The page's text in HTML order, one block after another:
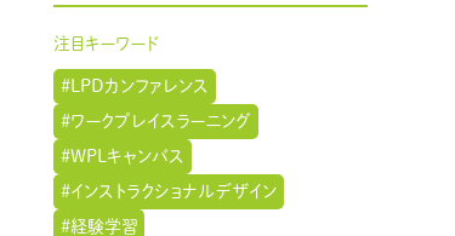
注目キーワード
#LPDカンファレンス
#ワークプレイスラーニング
#WPLキャンバス
#インストラクショナルデザイン
#経験学習